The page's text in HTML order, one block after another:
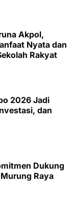
Akpol,
Nyata dan
Rakyat
2026 Jadi
dan
Dukung
Raya